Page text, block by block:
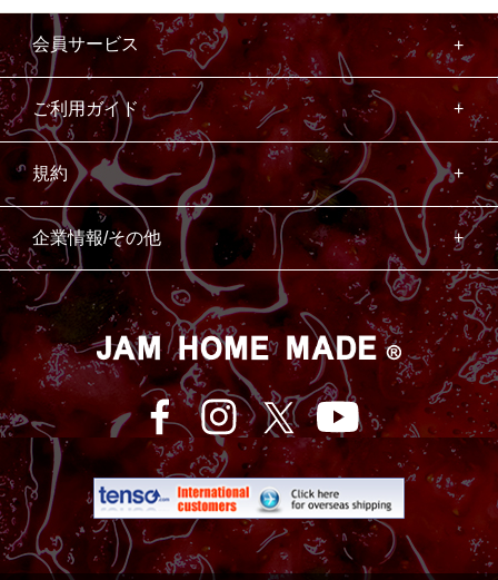
会員サービス
ご利用ガイド
規約
企業情報/その他